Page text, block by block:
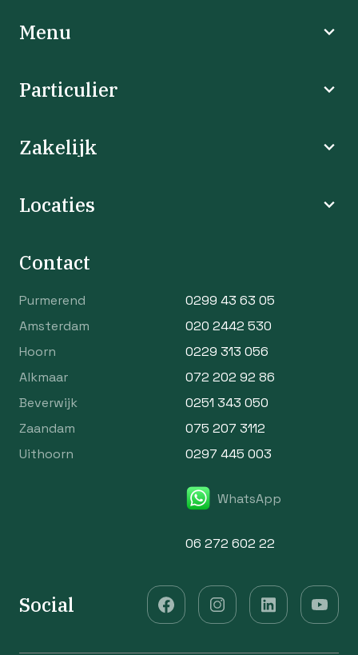
Menu
Particulier
Zakelijk
Locaties
Contact
Purmerend
0299 43 63 05
Amsterdam
020 2442 530
Hoorn
0229 313 056
Alkmaar
072 202 92 86
Beverwijk
0251 343 050
Zaandam
075 207 3112
Uithoorn
0297 445 003
WhatsApp
06 272 602 22
Social